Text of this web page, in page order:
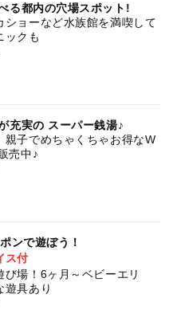
る都内の穴場スポット!
ショーなど水族館を満喫して
ックも
充実の スーパー銭湯♪
親子でめちゃくちゃお得なW
売中♪
ンで遊ぼう！
ス付
び場！6ヶ月～ベビーエリ
遊具あり